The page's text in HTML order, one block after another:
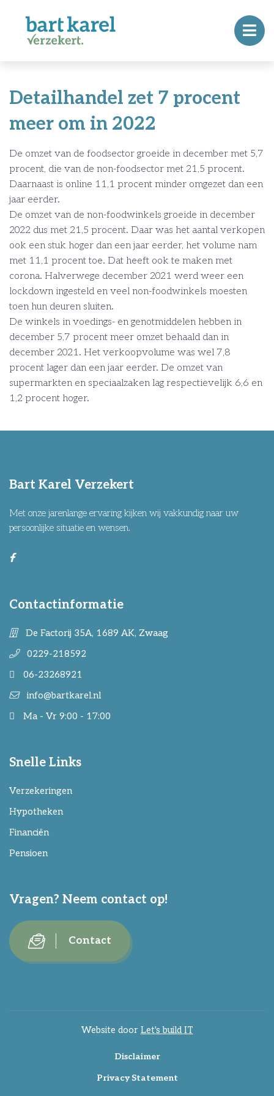
Detailhandel zet 7 procent
meer om in 2022
De omzet van de foodsector groeide in december met 5,7
procent, die van de non-foodsector met 21,5 procent.
Daarnaast is online 11,1 procent minder omgezet dan een
jaar eerder.
De omzet van de non-foodwinkels groeide in december
2022 dus met 21,5 procent. Daar was het aantal verkopen
ook een stuk hoger dan een jaar eerder, het volume nam
met 11,1 procent toe. Dat heeft ook te maken met
corona. Halverwege december 2021 werd weer een
lockdown ingesteld en veel non-foodwinkels moesten
toen hun deuren sluiten.
De winkels in voedings- en genotmiddelen hebben in
december 5,7 procent meer omzet behaald dan in
december 2021. Het verkoopvolume was wel 7,8
procent lager dan een jaar eerder. De omzet van
supermarkten en speciaalzaken lag respectievelijk 6,6 en
1,2 procent hoger.
Bart Karel Verzekert
Met onze jarenlange ervaring kijken wij vakkundig naar uw
persoonlijke situatie en wensen.
Contactinformatie
De Factorij 35A, 1689 AK, Zwaag
0229-218592
06-23268921
info@bartkarel.nl
Ma - Vr 9:00 - 17:00
Snelle Links
Verzekeringen
Hypotheken
Financiën
Pensioen
Vragen? Neem contact op!
Contact
Website door Let's build IT
Disclaimer
Privacy Statement